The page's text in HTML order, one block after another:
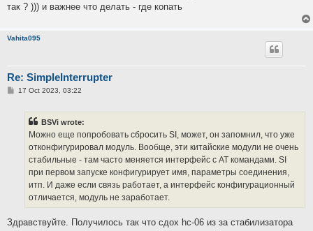
так ? ))) и важнее что делать - где копать
Vahita095
Re: SimpleInterrupter
P17 Oct 2023, 03:22
BSVi wrote:
Можно еще попробовать сбросить SI, может, он запомнил, что уже
отконфигурировал модуль. Вообще, эти китайские модули не очень
стабильные - там часто меняется интерфейс с AT командами. SI
при первом запуске конфигурирует имя, параметры соединения,
итп. И даже если связь работает, а интерфейс конфигурационный
отличается, модуль не заработает.
Здравствуйте. Получилось так что сдох hc-06 из за стабилизатора